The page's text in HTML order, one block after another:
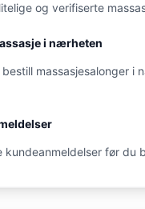
og verifiserte
i nærheten
bestill massasjesalonger i
kundeanmeldelser før du